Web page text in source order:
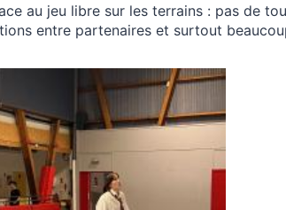
au jeu libre sur les terrains : pas de
entre partenaires et surtout